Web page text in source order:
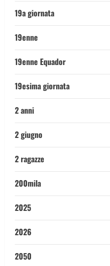
19a giornata
19enne
19enne Equador
19esima giornata
2 anni
2 giugno
2 ragazze
200mila
2025
2026
2050